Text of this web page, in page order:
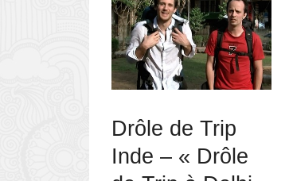
Drôle de Trip
Inde – « Drôle